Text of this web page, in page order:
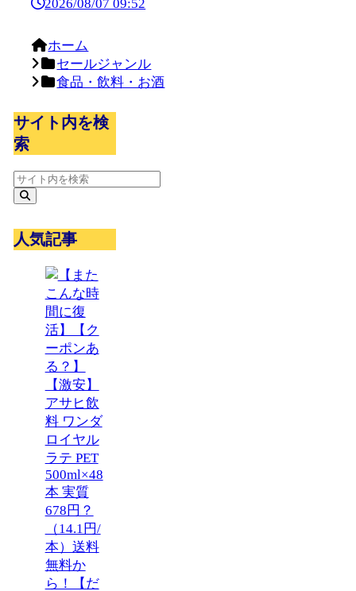
2026/08/07 09:52
ホーム
セールジャンル
食品・飲料・お酒
サイト内を検
索
人気記事